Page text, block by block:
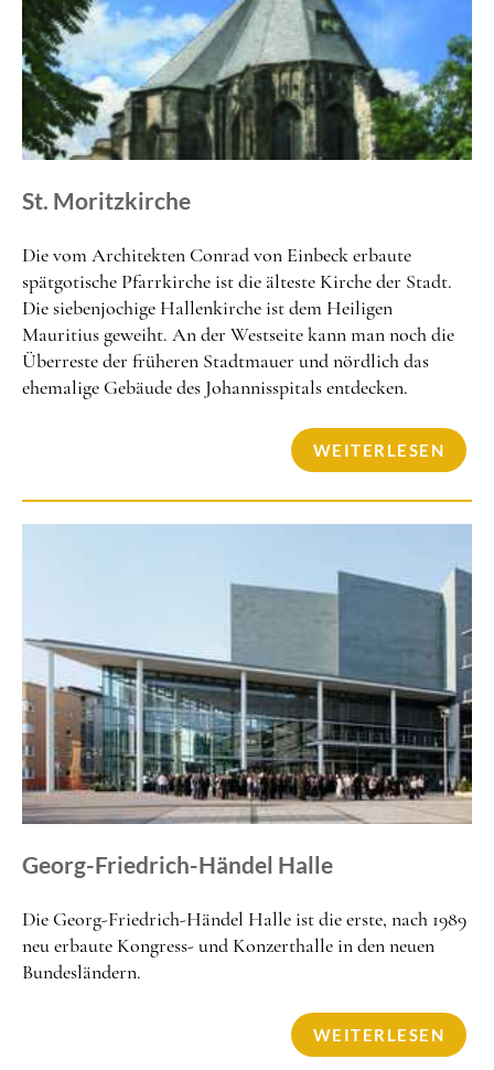
St. Moritzkirche
Die vom Architekten Conrad von Einbeck erbaute
spätgotische Pfarrkirche ist die älteste Kirche der Stadt.
Die siebenjochige Hallenkirche ist dem Heiligen
Mauritius geweiht. An der Westseite kann man noch die
Überreste der früheren Stadtmauer und nördlich das
ehemalige Gebäude des Johannisspitals entdecken.
WEITERLESEN
Georg-Friedrich-Händel Halle
Die Georg-Friedrich-Händel Halle ist die erste, nach 1989
neu erbaute Kongress- und Konzerthalle in den neuen
Bundesländern.
WEITERLESEN